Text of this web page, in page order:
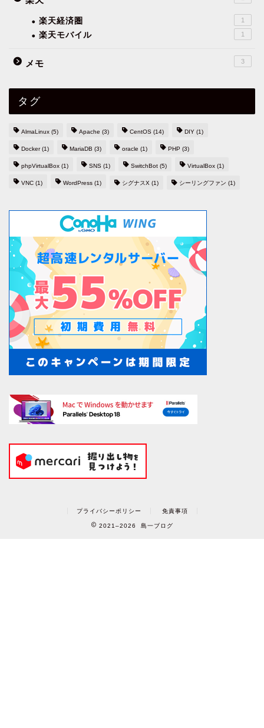
楽天経済圏 1
楽天モバイル 1
メモ 3
タグ
AlmaLinux (5) Apache (3) CentOS (14) DIY (1)
Docker(1) MariaDB (3) oracle (1) PHP (3)
phpVirtualBox (1) SNS (1) SwitchBot (5) VirtualBox (1)
VNC (1) WordPress (1) シグナスX (1) シーリングファン (1)
プライバシーポリシー 免責事項
2021–2026 島一ブログ